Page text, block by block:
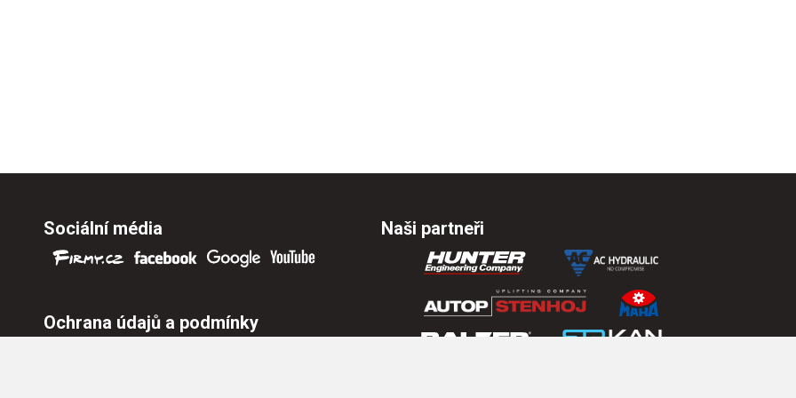
Sociální média
Ochrana údajů a podmínky
Naši partneři